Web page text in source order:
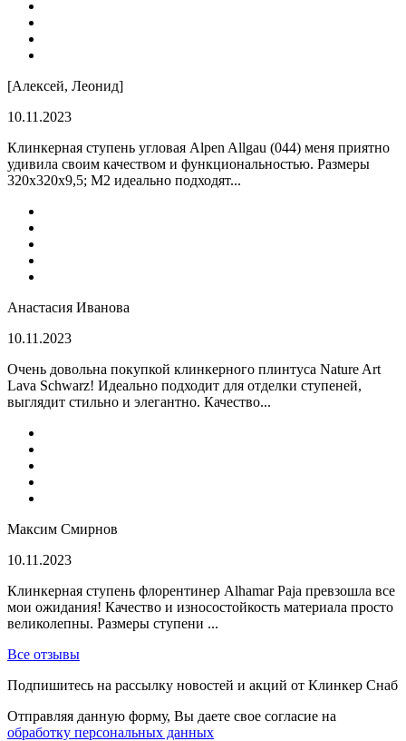
[Алексей, Леонид]
10.11.2023
Клинкерная ступень угловая Alpen Allgau (044) меня приятно
удивила своим качеством и функциональностью. Размеры
320x320x9,5; M2 идеально подходят...
Анастасия Иванова
10.11.2023
Очень довольна покупкой клинкерного плинтуса Nature Art
Lava Schwarz! Идеально подходит для отделки ступеней,
выглядит стильно и элегантно. Качество...
Максим Смирнов
10.11.2023
Клинкерная ступень флорентинер Alhamar Paja превзошла все
мои ожидания! Качество и износостойкость материала просто
великолепны. Размеры ступени ...
Все отзывы
Подпишитесь на рассылку новостей и акций от Клинкер Снаб
Отправляя данную форму, Вы даете свое согласие на
обработку персональных данных